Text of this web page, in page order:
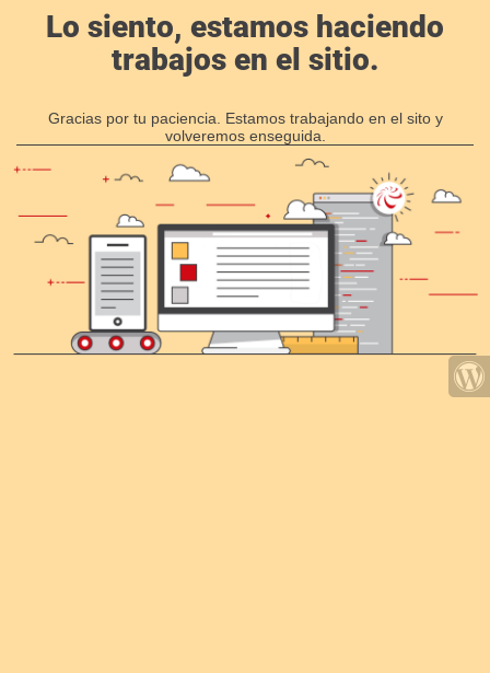
Lo siento, estamos haciendo
trabajos en el sitio.
Gracias por tu paciencia. Estamos trabajando en el sito y
volveremos enseguida.